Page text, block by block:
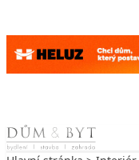
Skip to content